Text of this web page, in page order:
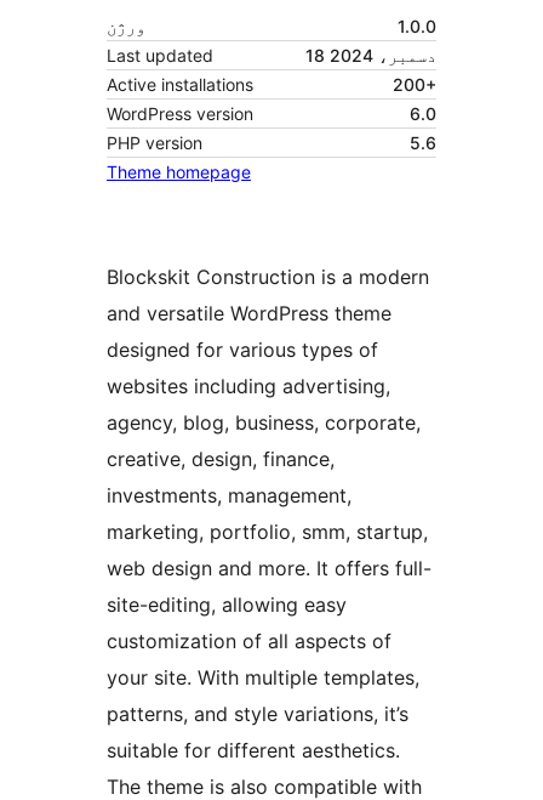
ورژن
1.0.0
Last updated
18 دسمبر، 2024
Active installations
200+
WordPress version
6.0
PHP version
5.6
Theme homepage
Blockskit Construction is a modern
and versatile WordPress theme
designed for various types of
websites including advertising,
agency, blog, business, corporate,
creative, design, finance,
investments, management,
marketing, portfolio, smm, startup,
web design and more. It offers full-
site-editing, allowing easy
customization of all aspects of
your site. With multiple templates,
patterns, and style variations, it’s
suitable for different aesthetics.
The theme is also compatible with